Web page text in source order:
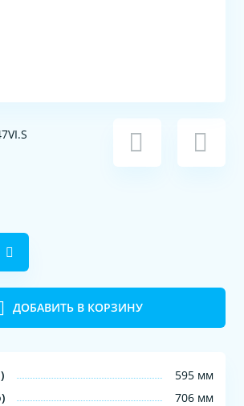
ДОБАВИТЬ В КОРЗИНУ
595 мм
706 мм